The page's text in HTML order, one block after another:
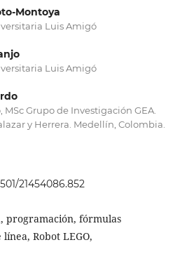
Montoya
Luis Amigó
Luis Amigó
Grupo de Investigación GEA.
y Herrera. Medellín, Colombia.
21454086.852
programación, fórmulas
Robot LEGO,